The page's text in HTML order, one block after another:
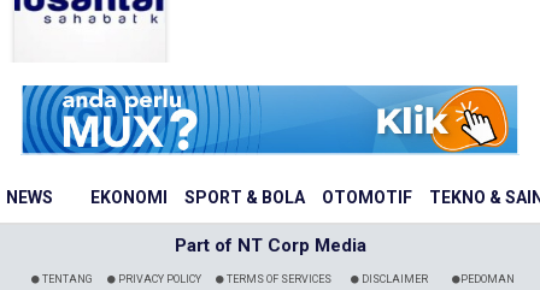
NEWS EKONOMI SPORT & BOLA OTOMOTIF TEKNO &
Part of NT Corp Media
TENTANG PRIVACY POLICY TERMS OF SERVICES DISCLAIMER PEDOMAN